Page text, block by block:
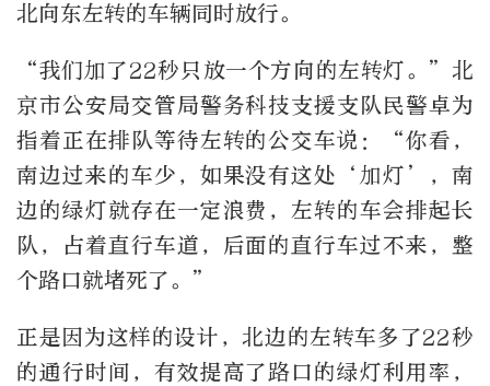
北向东左转的车辆同时放行。
“我们加了22秒只放一个方向的左转灯。”北
京市公安局交管局警务科技支援支队民警卓为
指着正在排队等待左转的公交车说：“你看，
南边过来的车少，如果没有这处‘加灯’，南
边的绿灯就存在一定浪费，左转的车会排起长
队，占着直行车道，后面的直行车过不来，整
个路口就堵死了。”
正是因为这样的设计，北边的左转车多了22秒
的通行时间，有效提高了路口的绿灯利用率，